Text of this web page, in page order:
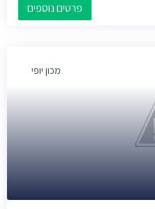
פרטים נוספים
מכון יופי